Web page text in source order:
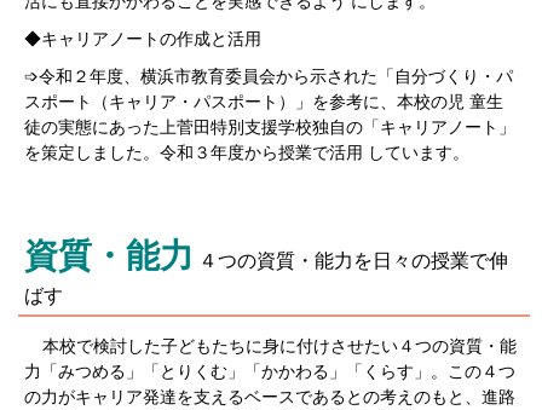
◆キャリアノートの作成と活用
➩令和２年度、横浜市教育委員会から示された「自分づくり・パ
スポート（キャリア・パスポート）」を参考に、本校の児 童生
徒の実態にあった上菅田特別支援学校独自の「キャリアノート」
を策定しました。令和３年度から授業で活用 しています。
資質・能力 ４つの資質・能力を日々の授業で伸
ばす
本校で検討した子どもたちに身に付けさせたい４つの資質・能
力「みつめる」「とりくむ」「かかわる」「くらす」。この４つ
の力がキャリア発達を支えるベースであるとの考えのもと、進路